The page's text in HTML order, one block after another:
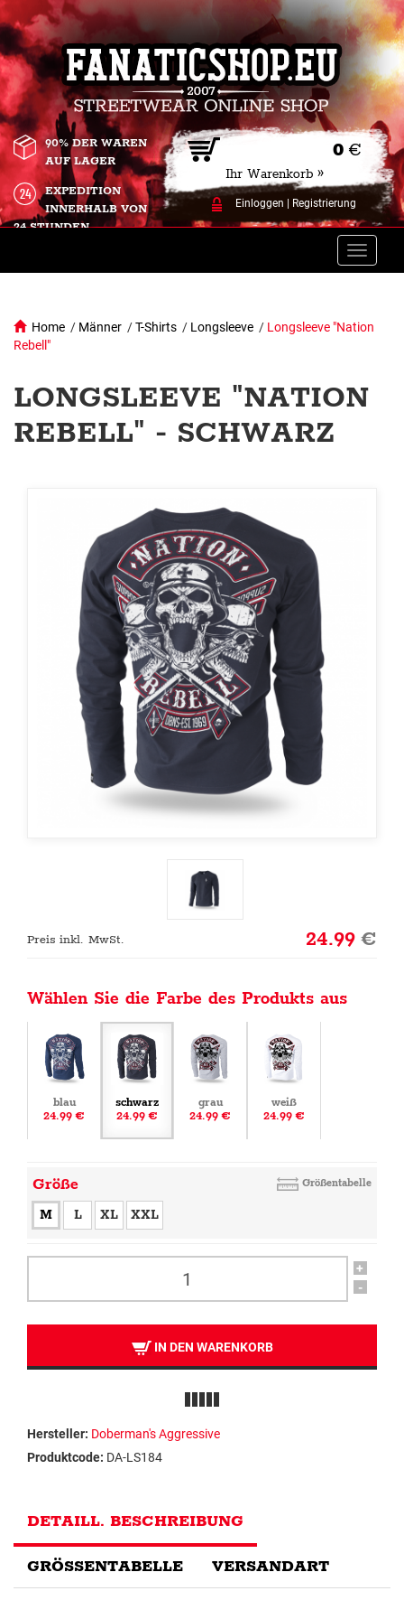
0 €
Ihr Warenkorb »
Einloggen Registrierung
90% DER WAREN
AUF LAGER
EXPEDITION
INNERHALB VON
24 STUNDEN.
Toggle
Home / Männer /T-Shirts / Longsleeve / Longsleeve "Nation
Rebell"
LONGSLEEVE "NATION
REBELL" - SCHWARZ
Preis inkl. MwSt. 24.99€
Wählen Sie die Farbe des Produkts aus
blau
24.99 €
schwarz
24.99 €
grau
24.99 €
weiß
24.99 €
Größe Größentabelle
M L XL XXL
+
-
IN DEN WARENKORB
Hersteller: Doberman's Aggressive
Produktcode: DA-LS184
DETAILL. BESCHREIBUNG
GRÖSSENTABELLE VERSANDART